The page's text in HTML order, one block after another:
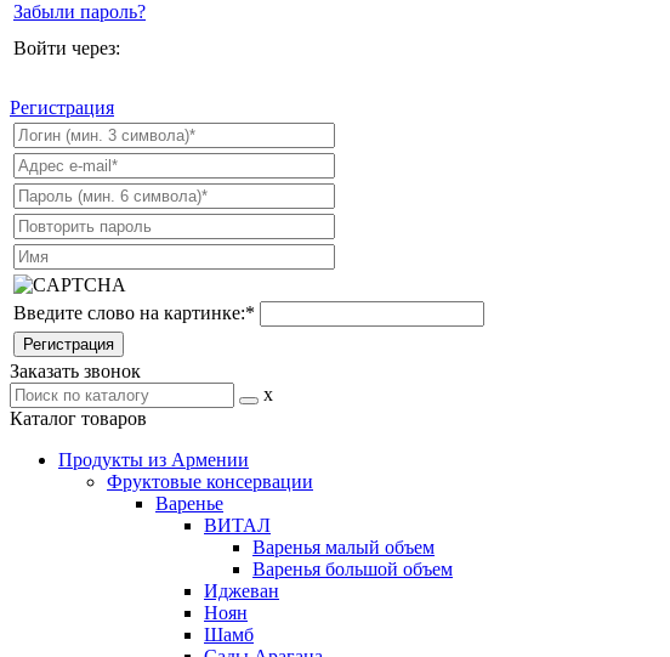
Забыли пароль?
Войти через:
Регистрация
Введите слово на картинке:*
Заказать звонок
x
Каталог товаров
Продукты из Армении
Фруктовые консервации
Варенье
ВИТАЛ
Варенья малый объем
Варенья большой объем
Иджеван
Ноян
Шамб